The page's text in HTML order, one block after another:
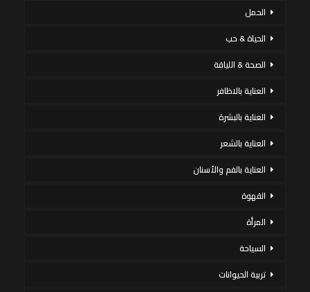
الحمل
الحياة & حب
الصحة & اللياقة
العناية بالاظافر
العناية بالبشرة
العناية بالشعر
العناية بالفم والأسنان
القهوة
المرأة
السياحة
تربية الحيوانات